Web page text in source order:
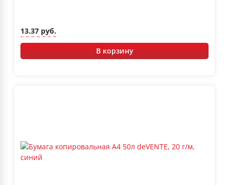
13.37 руб.
В корзину